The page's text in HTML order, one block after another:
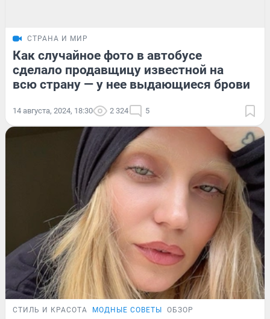
СТРАНА И МИР
Как случайное фото в автобусе
сделало продавщицу известной на
всю страну — у нее выдающиеся брови
14 августа, 2024, 18:30 2 324 5
СТИЛЬ И КРАСОТА МОДНЫЕ СОВЕТЫ ОБЗОР